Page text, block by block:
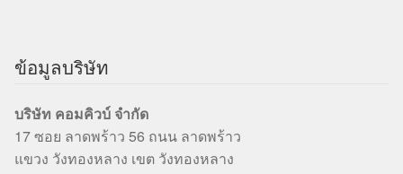
ข้อมูลบริษัท
บริษัท คอมคิวบ์ จำกัด
17 ซอย ลาดพร้าว 56 ถนน ลาดพร้าว
แขวง วังทองหลาง เขต วังทองหลาง